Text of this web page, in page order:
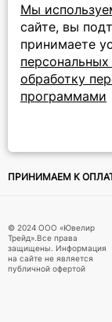
Мы
сайте, вы
принимаете
обработку
программами
ПОДПИСКА НА
Подписываясь на
ПРИНИМАЕМ К
© 2024 ООО «Ювелир
Трейд».Все права
защищены. Информация
на сайте не является
публичной офертой